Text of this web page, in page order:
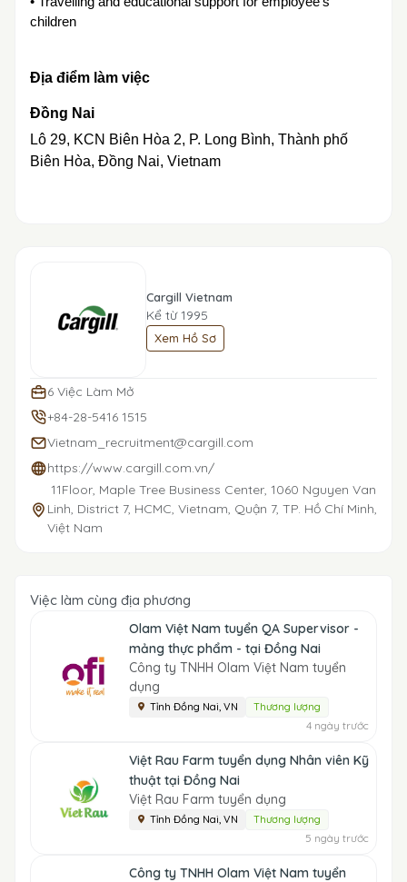
children
Địa điểm làm việc
Đồng Nai
Lô 29, KCN Biên Hòa 2, P. Long Bình, Thành phố
Biên Hòa, Đồng Nai, Vietnam
Cargill Vietnam
Kể từ 1995
Xem Hồ Sơ
6 Việc Làm Mở
+84-28-5416 1515
Vietnam_recruitment@cargill.com
https://www.cargill.com.vn/
11Floor, Maple Tree Business Center, 1060 Nguyen Van
Linh, District 7, HCMC, Vietnam, Quận 7, TP. Hồ Chí Minh,
Việt Nam
Việc làm cùng địa phương
Olam Việt Nam tuyển QA Supervisor -
mảng thực phẩm - tại Đồng Nai
Công ty TNHH Olam Việt Nam tuyển
dụng
Tỉnh Đồng Nai, VN Thương lượng
4 ngày trước
Việt Rau Farm tuyển dụng Nhân viên Kỹ
thuật tại Đồng Nai
Việt Rau Farm tuyển dụng
Tỉnh Đồng Nai, VN Thương lượng
5 ngày trước
Công ty TNHH Olam Việt Nam tuyển